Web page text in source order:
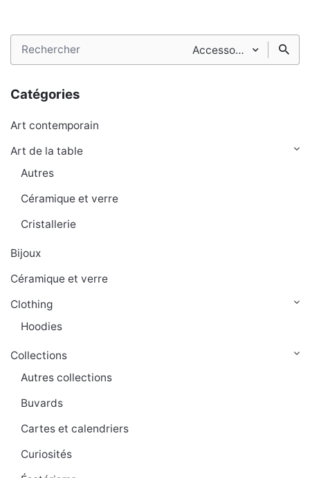
Search
for
Accessoires
Catégories
Art contemporain
Art de la table
Autres
Céramique et verre
Cristallerie
Bijoux
Céramique et verre
Clothing
Hoodies
Collections
Autres collections
Buvards
Cartes et calendriers
Curiosités